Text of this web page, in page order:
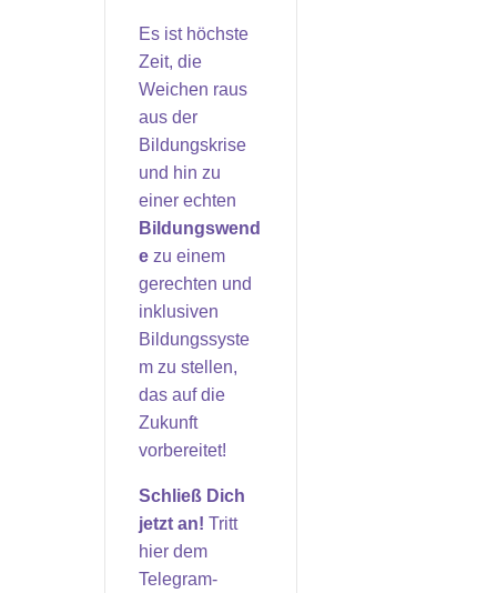
Es ist höchste
Zeit, die
Weichen raus
aus der
Bildungskrise
und hin zu
einer echten
Bildungswend
ezu einem
gerechten und
inklusiven
Bildungssyste
m zu stellen,
das auf die
Zukunft
vorbereitet!
Schließ Dich
jetzt an! Tritt
hier dem
Telegram-